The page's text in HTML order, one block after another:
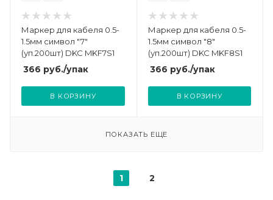
Маркер для кабеля 0.5-
1.5мм символ "7"
(уп.200шт) DKC MKF7S1
366 руб./упак
В КОРЗИНУ
Маркер для кабеля 0.5-
1.5мм символ "8"
(уп.200шт) DKC MKF8S1
366 руб./упак
В КОРЗИНУ
ПОКАЗАТЬ ЕЩЕ
1 2